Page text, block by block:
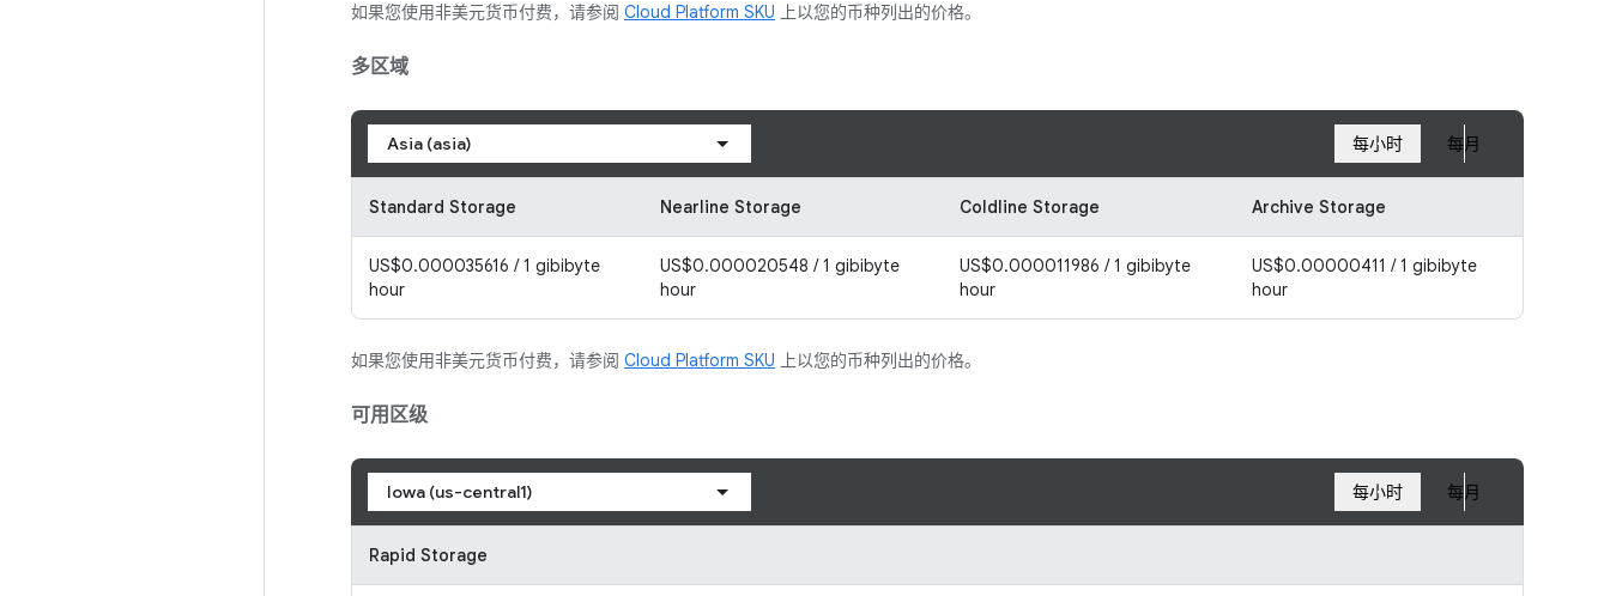
如果您使用非美元货币付费，请参阅 Cloud Platform SKU 上以您的币种列出的价格。
多区域
Asia (asia) 每小时 每月
Standard Storage Nearline Storage Coldline Storage Archive Storage
US$0.000035616 / 1 gibibyte
hour
US$0.000020548 / 1 gibibyte
hour
US$0.000011986 / 1 gibibyte
hour
US$0.00000411 / 1 gibibyte
hour
如果您使用非美元货币付费，请参阅 Cloud Platform SKU 上以您的币种列出的价格。
可用区级
Iowa (us-central1) 每小时 每月
Rapid Storage